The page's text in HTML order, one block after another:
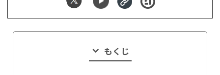
もくじ